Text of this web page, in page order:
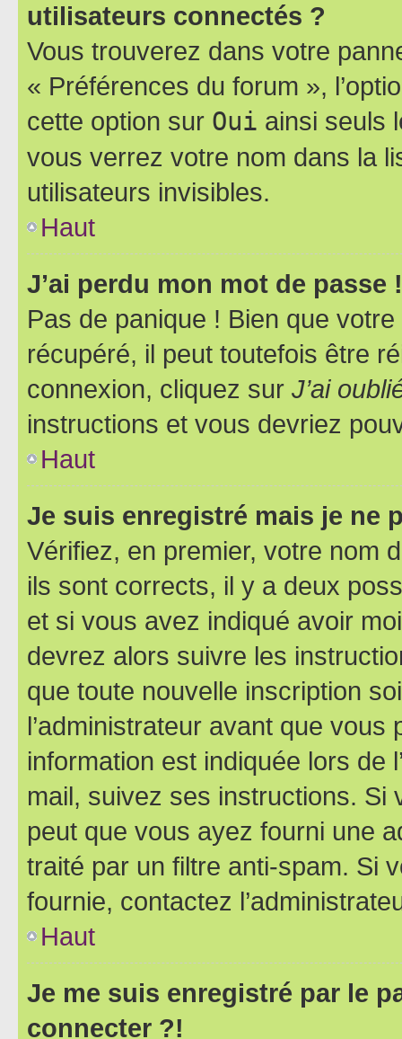
utilisateurs connectés ?
Vous trouverez dans votre
« Préférences du forum »,
cette option sur Oui ainsi seuls
vous verrez votre nom dans la
utilisateurs invisibles.
Haut
J’ai perdu mon mot de passe !
Pas de panique ! Bien que
récupéré, il peut toutefois être
connexion, cliquez sur J’ai
instructions et vous devriez
Haut
Je suis enregistré mais je ne
Vérifiez, en premier, votre nom
ils sont corrects, il y a deux
et si vous avez indiqué avoir
devrez alors suivre les
que toute nouvelle inscription
l’administrateur avant que
information est indiquée lors de
mail, suivez ses instructions. Si
peut que vous ayez fourni une
traité par un filtre anti-spam. Si
fournie, contactez
Haut
Je me suis enregistré par le
connecter ?!